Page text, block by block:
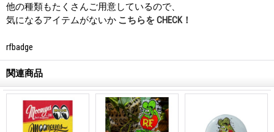
他の種類もたくさんご用意しているので、
気になるアイテムがないか こちらを CHECK！
rfbadge
関連商品